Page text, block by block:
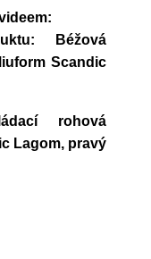
Béžová
Scandic
rohová
Lagom, pravý